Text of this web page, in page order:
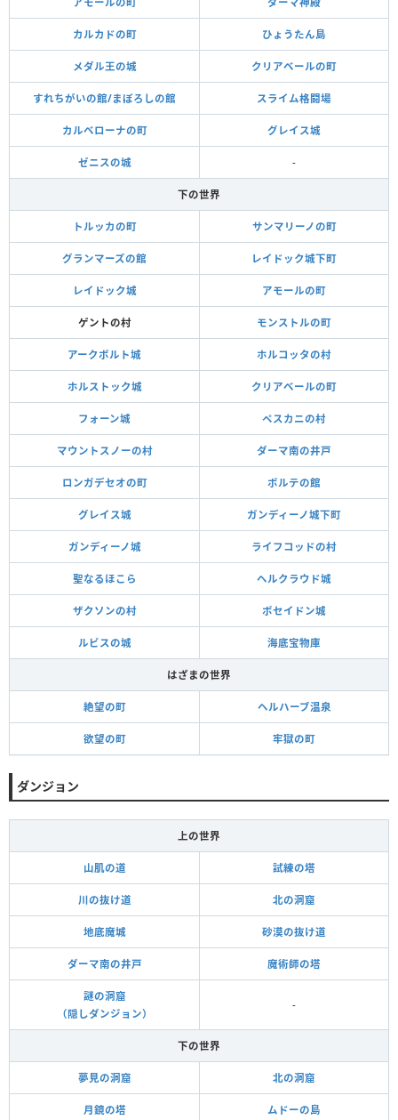
カルカドの町 ひょうたん島
メダル王の城 クリアベールの町
すれちがいの館/まぼろしの館 スライム格闘場
カルベローナの町 グレイス城
ゼニスの城 -
下の世界
トルッカの町 サンマリーノの町
グランマーズの館 レイドック城下町
レイドック城 アモールの町
ゲントの村 モンストルの町
アークボルト城 ホルコッタの村
ホルストック城 クリアベールの町
フォーン城 ペスカニの村
マウントスノーの村 ダーマ南の井戸
ロンガデセオの町 ポルテの館
グレイス城 ガンディーノ城下町
ガンディーノ城 ライフコッドの村
聖なるほこら ヘルクラウド城
ザクソンの村 ポセイドン城
ルビスの城 海底宝物庫
はざまの世界
絶望の町 ヘルハーブ温泉
欲望の町 牢獄の町
ダンジョン
上の世界
山肌の道 試練の塔
川の抜け道 北の洞窟
地底魔城 砂漠の抜け道
ダーマ南の井戸 魔術師の塔
謎の洞窟
（隠しダンジョン）
-
下の世界
夢見の洞窟 北の洞窟
月鏡の塔 ムドーの島